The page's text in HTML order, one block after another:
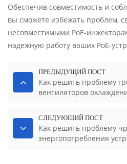
Обеспечив совместимость и
вы сможете избежать проблем,
несовместимыми PoE-
надежную работу ваших PoE-
ПРЕДЫДУЩИЙ ПОСТ
Как решить проблему
вентиляторов
СЛЕДУЮЩИЙ ПОСТ
Как решить проблему
энергопотребления